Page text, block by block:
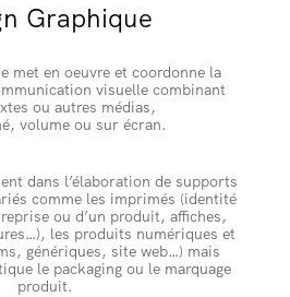
Graphique
met en oeuvre et coordonne la
visuelle combinant
ou autres médias,
volume ou sur écran.
dans l’élaboration de supports
comme les imprimés (identité
ou d’un produit, affiches,
les produits numériques et
génériques, site web…) mais
le packaging ou le marquage
produit.